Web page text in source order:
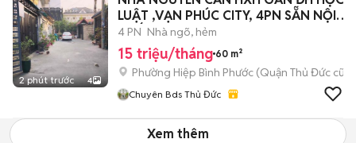
2 phút trước 4
LUẬT ,VẠN PHÚC CITY, 4PN SẴN NỘI
THẤT
4 PN Nhà ngõ, hẻm
15 triệu/tháng 60 m²
Phường Hiệp Bình Phước (Quận Thủ Đức cũ)
Chuyên Bds Thủ Đức
Xem thêm